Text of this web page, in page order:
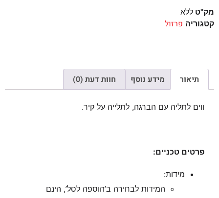
מק"ט ללא
קטגוריה פרזול
תיאור מידע נוסף חוות דעת (0)
ווים לתליה עם הברגה, לתלייה על קיר.
פרטים טכניים:
מידות:
המידות לבחירה ב’הוספה לסל’, הינם